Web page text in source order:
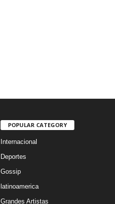
POPULAR CATEGORY
Internacional
Deportes
Gossip
latinoamerica
Grandes Artistas